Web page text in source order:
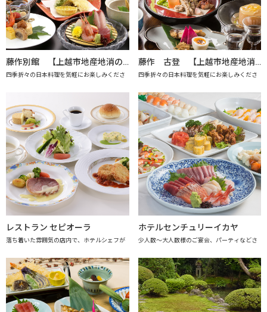
藤作別館 【上越市地産地消の店認定店】
四季折々の日本料理を気軽にお楽しみくださ
藤作 古登 【上越市地産地消の店認定店】
四季折々の日本料理を気軽にお楽しみくださ
レストラン セピオーラ
落ち着いた雰囲気の店内で、ホテルシェフが
ホテルセンチュリーイカヤ
少人数～大人数様のご宴会、パーティなどさ